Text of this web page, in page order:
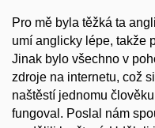
Pro mě byla těžká ta
umí anglicky lépe, takže
Jinak bylo všechno v
zdroje na internetu, což
naštěstí jednomu
fungoval. Poslal nám